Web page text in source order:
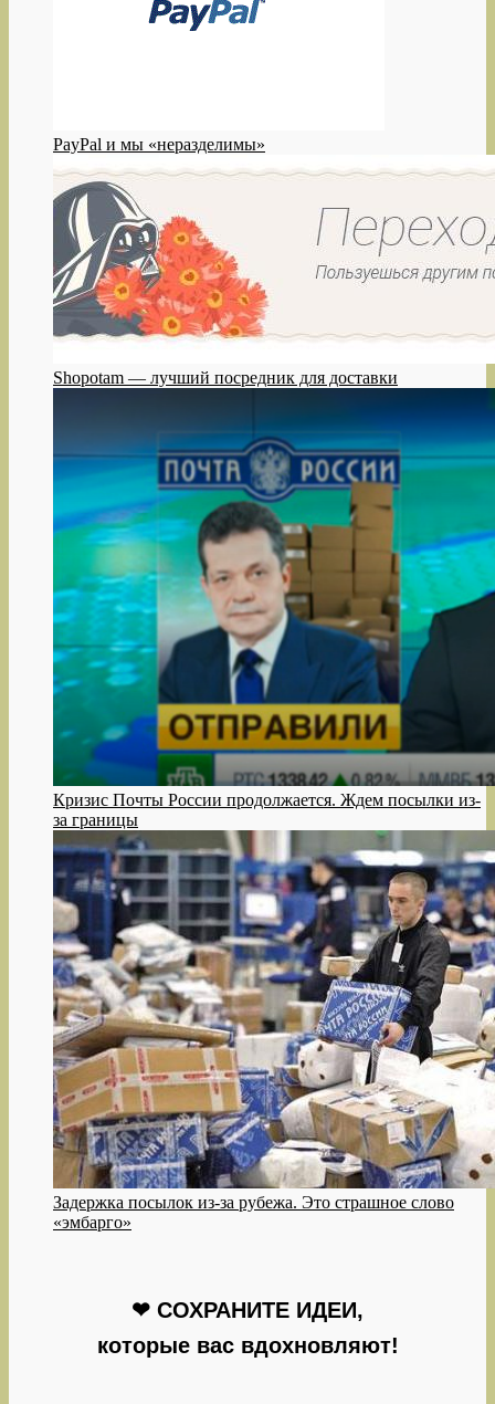
PayPal и мы «неразделимы»
Shopotam — лучший посредник для доставки
Кризис Почты России продолжается. Ждем посылки из-
за границы
Задержка посылок из-за рубежа. Это страшное слово
«эмбарго»
❤ СОХРАНИТЕ ИДЕИ,
которые вас вдохновляют!